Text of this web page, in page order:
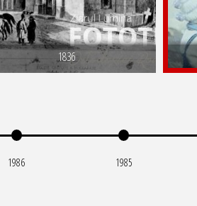
1836
1986 1985